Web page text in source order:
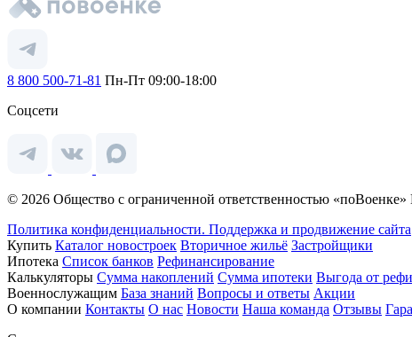
8 800 500-71-81 Пн-Пт 09:00-18:00
Соцсети
© 2026 Общество с ограниченной ответственностью
Политика конфиденциальности. Поддержка и продвижение сайта
Купить Каталог новостроек Вторичное жильё Застройщики
Ипотека Список банков Рефинансирование
Калькуляторы Сумма накоплений Сумма ипотеки Выгода от
Военнослужащим База знаний Вопросы и ответы Акции
О компании Контакты О нас Новости Наша команда Отзывы